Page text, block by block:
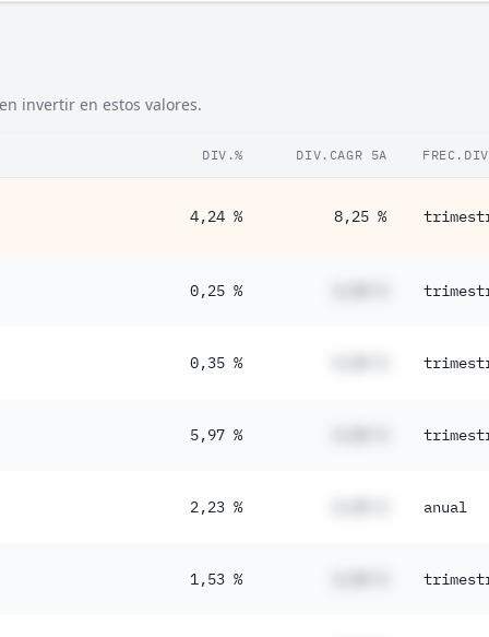
invertir en estos valores.
DIV.% DIV.CAGR 5A
4,24 % 8,25 %
0,25 %
0,35 %
5,97 %
2,23 % anual
1,53 %